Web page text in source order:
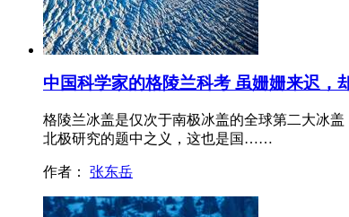
中国科学家的格陵兰科考 虽姗姗来迟，
格陵兰冰盖是仅次于南极冰盖的全球第二大冰
北极研究的题中之义，这也是国……
作者： 张东岳